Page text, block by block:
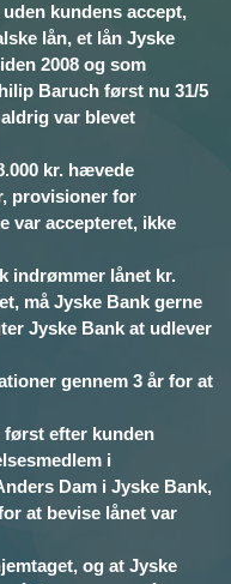
kundens accept,
lån, et lån Jyske
2008 og som
Baruch først nu 31/5
var blevet
kr. hævede
provisioner for
var accepteret, ikke
indrømmer lånet kr.
må Jyske Bank gerne
Jyske Bank at udlever
gennem 3 år for at
først efter kunden
i
Dam i Jyske Bank,
at bevise lånet var
og at Jyske